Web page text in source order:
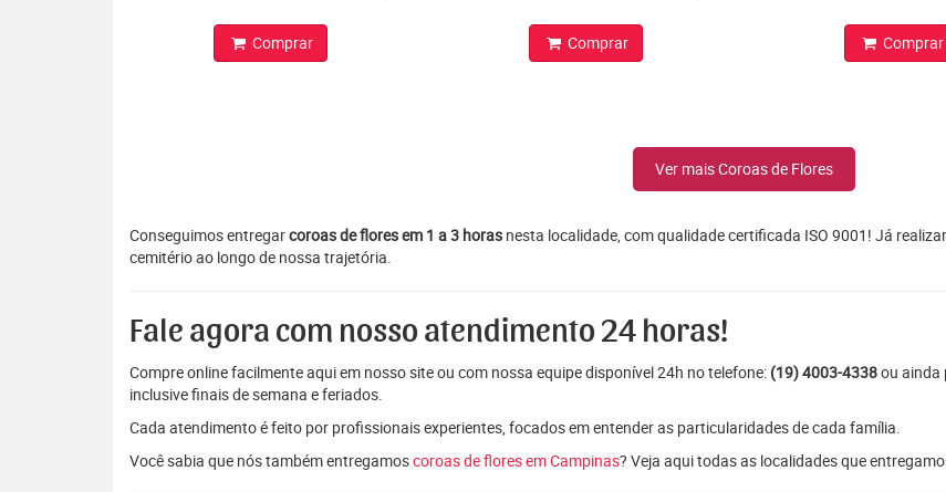
Comprar Comprar Comprar
Ver mais Coroas de Flores
Conseguimos entregarcoroas de flores em 1 a 3 horas nesta localidade, com qualidade certificada ISO 9001! Já
cemitério ao longo de nossa trajetória.
Fale agora com nosso atendimento 24 horas!
Compre online facilmente aqui em nosso site ou com nossa equipe disponível 24h no telefone: (19) 4003-4338ou ainda
inclusive finais de semana e feriados.
Cada atendimento é feito por profissionais experientes, focados em entender as particularidades de cada família.
Você sabia que nós também entregamoscoroas de flores em Campinas? Veja aqui todas as localidades que